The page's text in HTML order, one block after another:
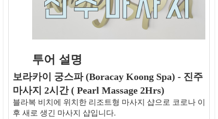
투어 설명
보라카이 궁스파 (Boracay Koong Spa) - 진주
마사지 2시간 ( Pearl Massage 2Hrs)
블라복 비치에 위치한 리조트형 마사지 샵으로 코로나 이
후 새로 생긴 마사지 샵입니다.